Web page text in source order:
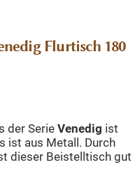
Flurtisch 180
der SerieVenedig ist
ist aus Metall. Durch
dieser Beistelltisch gut